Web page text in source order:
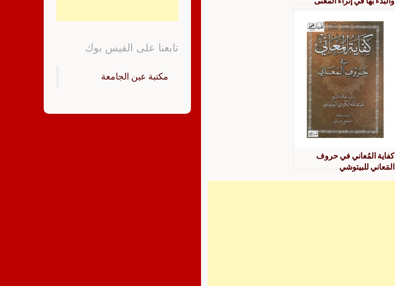
كفاية المُعاني في حروف
المَعاني للبيتوشي
تابعنا على الفيس بوك
‏مكتبة عين الجامعة‏